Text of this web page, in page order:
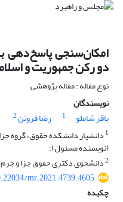
امکان‌سنجی پاسخ‌دهی
دو رکن جمهوریت و
نوع مقاله : مقاله پژوهشی
نویسندگان
باقر شاملو
1 رضا فروتن2
1 دانشیار دانشکده حقوق، گروه
(نویسنده مسئول)؛
2دانشجوی دکتری حقوق جزا و
mr.2021.4739.4605
چکیده